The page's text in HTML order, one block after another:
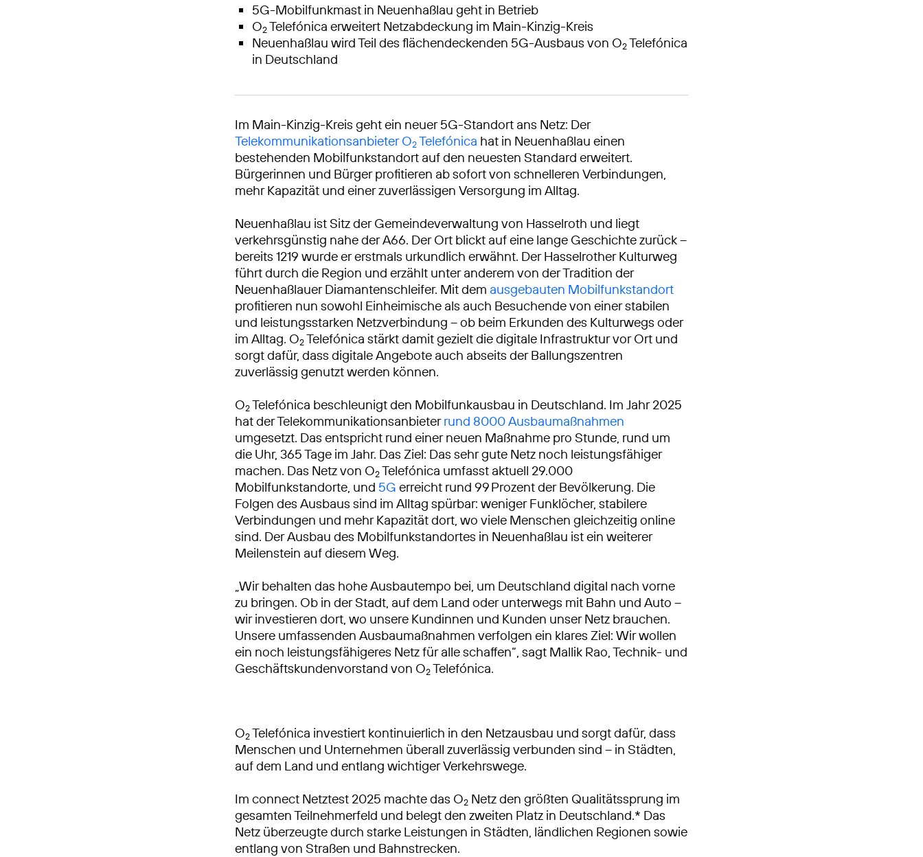
5G-Mobilfunkmast in Neuenhaßlau geht in Betrieb
O2Telefónica erweitert Netzabdeckung im Main-Kinzig-Kreis
Neuenhaßlau wird Teil des flächendeckenden 5G-Ausbaus von O2Telefónica
in Deutschland
Im Main-Kinzig-Kreis geht ein neuer 5G-Standort ans Netz: Der
Telekommunikationsanbieter O2Telefónica hat in Neuenhaßlau einen
bestehenden Mobilfunkstandort auf den neuesten Standard erweitert.
Bürgerinnen und Bürger profitieren ab sofort von schnelleren Verbindungen,
mehr Kapazität und einer zuverlässigen Versorgung im Alltag.
Neuenhaßlau ist Sitz der Gemeindeverwaltung von Hasselroth und liegt
verkehrsgünstig nahe der A66. Der Ort blickt auf eine lange Geschichte zurück –
bereits 1219 wurde er erstmals urkundlich erwähnt. Der Hasselrother Kulturweg
führt durch die Region und erzählt unter anderem von der Tradition der
Neuenhaßlauer Diamantenschleifer. Mit dem ausgebauten Mobilfunkstandort
profitieren nun sowohl Einheimische als auch Besuchende von einer stabilen
und leistungsstarken Netzverbindung – ob beim Erkunden des Kulturwegs oder
im Alltag. O2Telefónica stärkt damit gezielt die digitale Infrastruktur vor Ort und
sorgt dafür, dass digitale Angebote auch abseits der Ballungszentren
zuverlässig genutzt werden können.
O2Telefónica beschleunigt den Mobilfunkausbau in Deutschland. Im Jahr 2025
hat der Telekommunikationsanbieterrund 8000 Ausbaumaßnahmen
umgesetzt. Das entspricht rund einer neuen Maßnahme pro Stunde, rund um
die Uhr, 365 Tage im Jahr. Das Ziel: Das sehr gute Netz noch leistungsfähiger
machen. Das Netz von O2Telefónica umfasst aktuell 29.000
Mobilfunkstandorte, und 5G erreicht rund 99 Prozent der Bevölkerung. Die
Folgen des Ausbaus sind im Alltag spürbar: weniger Funklöcher, stabilere
Verbindungen und mehr Kapazität dort, wo viele Menschen gleichzeitig online
sind. Der Ausbau des Mobilfunkstandortes in Neuenhaßlau ist ein weiterer
Meilenstein auf diesem Weg.
„Wir behalten das hohe Ausbautempo bei, um Deutschland digital nach vorne
zu bringen. Ob in der Stadt, auf dem Land oder unterwegs mit Bahn und Auto –
wir investieren dort, wo unsere Kundinnen und Kunden unser Netz brauchen.
Unsere umfassenden Ausbaumaßnahmen verfolgen ein klares Ziel: Wir wollen
ein noch leistungsfähigeres Netz für alle schaffen“, sagt Mallik Rao, Technik- und
Geschäftskundenvorstand von O2Telefónica.
O2Telefónica investiert kontinuierlich in den Netzausbau und sorgt dafür, dass
Menschen und Unternehmen überall zuverlässig verbunden sind – in Städten,
auf dem Land und entlang wichtiger Verkehrswege.
Im connect Netztest 2025 machte das O2 Netz den größten Qualitätssprung im
gesamten Teilnehmerfeld und belegt den zweiten Platz in Deutschland.* Das
Netz überzeugte durch starke Leistungen in Städten, ländlichen Regionen sowie
entlang von Straßen und Bahnstrecken.